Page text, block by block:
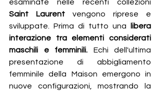
Saint Laurent vengono riprese e
sviluppate. Prima di tutto una
libera
interazione tra elementi considerati
maschili e femminili. Echi dell'ultima
presentazione di abbigliamento
femminile della Maison emergono in
nuove configurazioni, mostrando la